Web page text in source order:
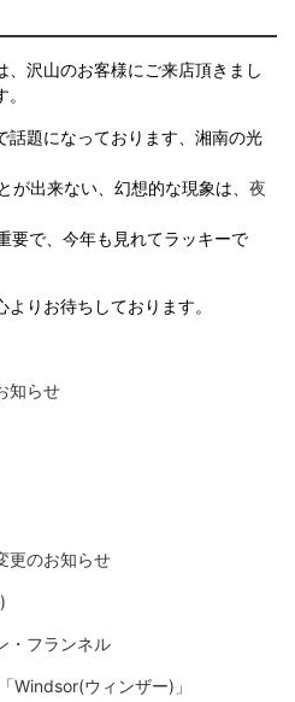
沢山のお客様にご来店頂きまし
話題になっております、湘南の光
が出来ない、幻想的な現象は、 夜
要で、今年も見れてラッキーで
りお待ちしております。
知らせ
更のお知らせ
・フランネル
Windsor(ウィンザー)」